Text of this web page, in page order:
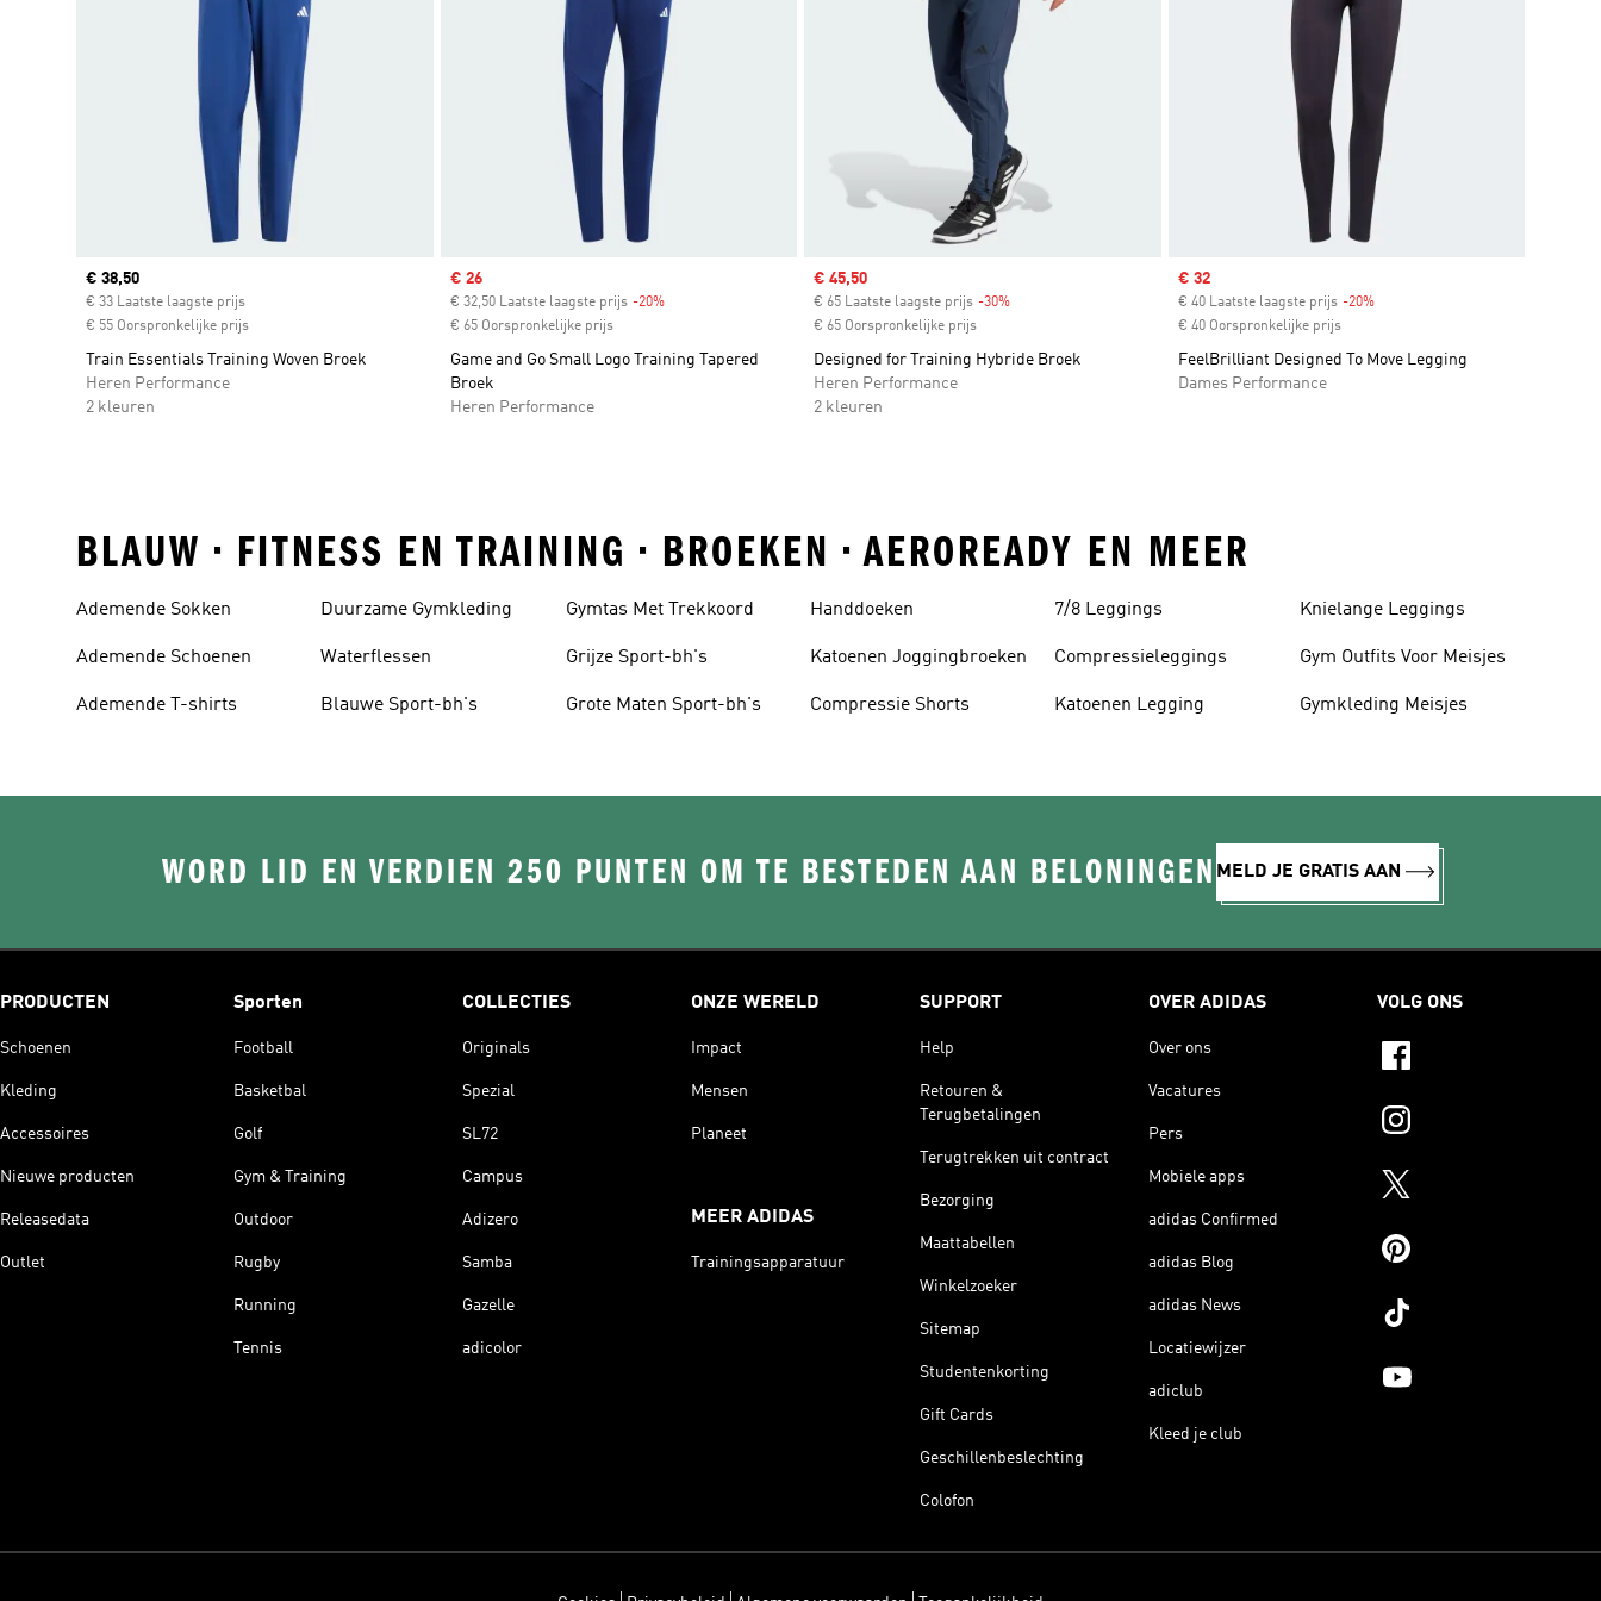
Current price
€ 38,50
€ 33 Laatste laagste prijs
€ 55 Oorspronkelijke prijs
Train Essentials Training Woven Broek
Heren Performance
2 kleuren
Sale price
€ 26
€ 32,50 Laatste laagste prijs -20%Discount
€ 65 Oorspronkelijke prijs
Game and Go Small Logo Training Tapered
Broek
Heren Performance
Sale price
€ 45,50
€ 65 Laatste laagste prijs -30%
€ 65 Oorspronkelijke prijs
Designed for Training Hybride Broek
Heren Performance
2 kleuren
Sale price
€ 32
€ 40 Laatste laagste prijs -20%Discount
€ 40 Oorspronkelijke prijs
FeelBrilliant Designed To Move Legging
Dames Performance
BLAUW • FITNESS EN TRAINING • BROEKEN • AEROREADY EN MEER
Ademende Sokken
Ademende Schoenen
Ademende T-shirts
Duurzame Gymkleding
Waterflessen
Blauwe Sport-bh's
Gymtas Met Trekkoord
Grijze Sport-bh's
Grote Maten Sport-bh's
Handdoeken
Katoenen Joggingbroeken
Compressie Shorts
7/8 Leggings
Compressieleggings
Katoenen Legging
Knielange Leggings
Gym Outfits Voor Meisjes
Gymkleding Meisjes
WORD LID EN VERDIEN 250 PUNTEN OM TE BESTEDEN AAN BELONINGEN MELD JE GRATIS AAN
PRODUCTEN
Schoenen
Kleding
Accessoires
Nieuwe producten
Releasedata
Outlet
Sporten
Football
Basketbal
Golf
Gym & Training
Outdoor
Rugby
Running
Tennis
COLLECTIES
Originals
Spezial
SL72
Campus
Adizero
Samba
Gazelle
adicolor
ONZE WERELD
Impact
Mensen
Planeet
MEER ADIDAS
Trainingsapparatuur
SUPPORT
Help
Retouren &
Terugbetalingen
Terugtrekken uit contract
Bezorging
Maattabellen
Winkelzoeker
Sitemap
Studentenkorting
Gift Cards
Geschillenbeslechting
Colofon
OVER ADIDAS
Over ons
Vacatures
Pers
Mobiele apps
adidas Confirmed
adidas Blog
adidas News
Locatiewijzer
adiclub
Kleed je club
VOLG ONS